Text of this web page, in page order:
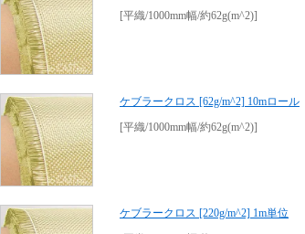
[平織/1000mm幅/約62g(m^2)]
ケブラークロス [62g/m^2] 10mロール
[平織/1000mm幅/約62g(m^2)]
ケブラークロス [220g/m^2] 1m単位